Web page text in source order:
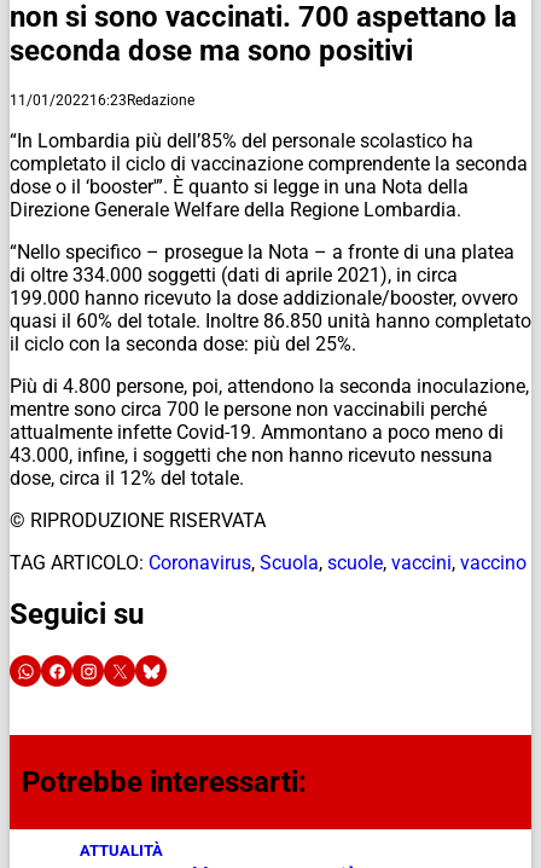
non si sono vaccinati. 700 aspettano la
seconda dose ma sono positivi
11/01/202216:23Redazione
“In Lombardia più dell’85% del personale scolastico ha
completato il ciclo di vaccinazione comprendente la seconda
dose o il ‘booster'”. È quanto si legge in una Nota della
Direzione Generale Welfare della Regione Lombardia.
“Nello specifico – prosegue la Nota – a fronte di una platea
di oltre 334.000 soggetti (dati di aprile 2021), in circa
199.000 hanno ricevuto la dose addizionale/booster, ovvero
quasi il 60% del totale. Inoltre 86.850 unità hanno completato
il ciclo con la seconda dose: più del 25%.
Più di 4.800 persone, poi, attendono la seconda inoculazione,
mentre sono circa 700 le persone non vaccinabili perché
attualmente infette Covid-19. Ammontano a poco meno di
43.000, infine, i soggetti che non hanno ricevuto nessuna
dose, circa il 12% del totale.
© RIPRODUZIONE RISERVATA
TAG ARTICOLO: Coronavirus, Scuola, scuole, vaccini, vaccino
Seguici su
Potrebbe interessarti:
ATTUALITÀ